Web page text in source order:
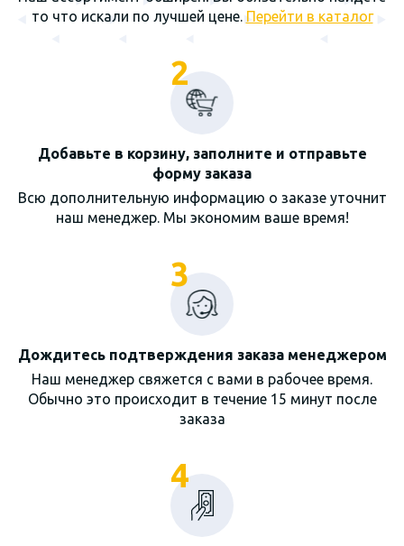
то что искали по лучшей цене. Перейти в каталог
2
Добавьте в корзину, заполните и отправьте
форму заказа
Всю дополнительную информацию о заказе уточнит
наш менеджер. Мы экономим ваше время!
3
Дождитесь подтверждения заказа менеджером
Наш менеджер свяжется с вами в рабочее время.
Обычно это происходит в течение 15 минут после
заказа
4